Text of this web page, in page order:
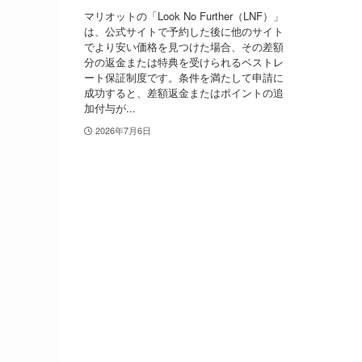
マリオットの「Look No Further（LNF）」
は、公式サイトで予約した後に他のサイト
でより安い価格を見つけた場合、その差額
分の返金または特典を受けられるベストレ
ート保証制度です。条件を満たして申請に
成功すると、差額返金またはポイントの追
加付与が...
2026年7月6日